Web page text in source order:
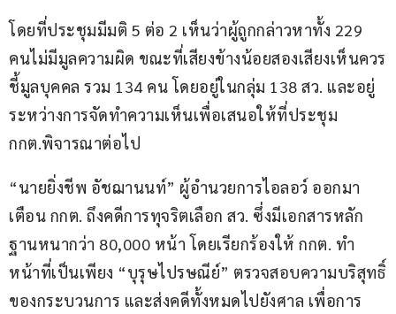
โดยที่ประชุมมีมติ 5 ต่อ 2 เห็นว่าผู้ถูกกล่าวหาทั้ง 229
คนไม่มีมูลความผิด ขณะที่เสียงข้างน้อยสองเสียงเห็นควร
ชี้มูลบุคคล รวม 134 คน โดยอยู่ในกลุ่ม 138 สว. และอยู่
ระหว่างการจัดทำความเห็นเพื่อเสนอให้ที่ประชุม
กกต.พิจารณาต่อไป
“นายยิ่งชีพ อัชฌานนท์” ผู้อำนวยการไอลอว์ ออกมา
เตือน กกต. ถึงคดีการทุจริตเลือก สว. ซึ่งมีเอกสารหลัก
ฐานหนากว่า 80,000 หน้า โดยเรียกร้องให้ กกต. ทำ
หน้าที่เป็นเพียง “บุรุษไปรษณีย์” ตรวจสอบความบริสุทธิ์
ของกระบวนการ และส่งคดีทั้งหมดไปยังศาล เพื่อการ